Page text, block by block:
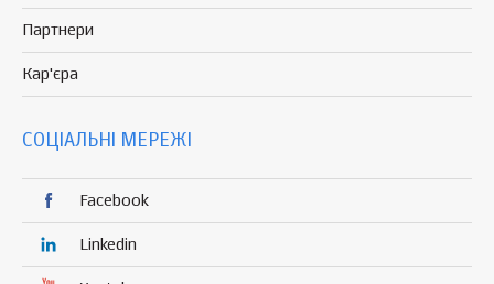
Партнери
Кар'єра
СОЦІАЛЬНІ МЕРЕЖІ
Facebook
Linkedin